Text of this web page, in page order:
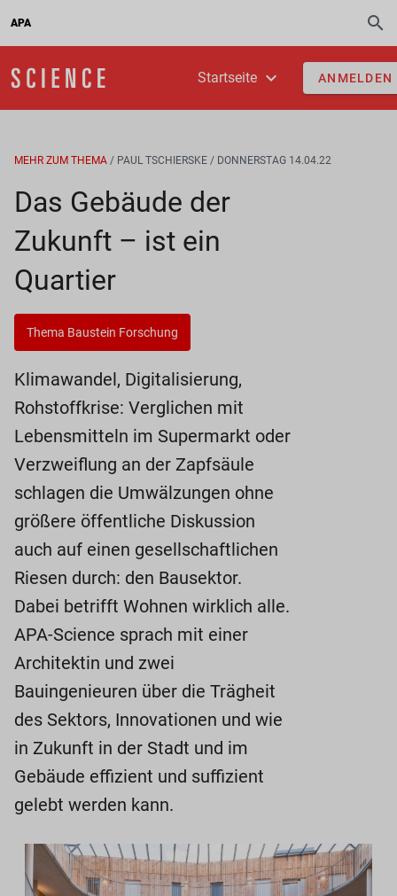
APA
Startseite ANMELDEN
MEHR ZUM THEMA / PAUL TSCHIERSKE / DONNERSTAG 14.04.22
Das Gebäude der
Zukunft – ist ein
Quartier
Thema Baustein Forschung
Klimawandel, Digitalisierung,
Rohstoffkrise: Verglichen mit
Lebensmitteln im Supermarkt oder
Verzweiflung an der Zapfsäule
schlagen die Umwälzungen ohne
größere öffentliche Diskussion
auch auf einen gesellschaftlichen
Riesen durch: den Bausektor.
Dabei betrifft Wohnen wirklich alle.
APA-Science sprach mit einer
Architektin und zwei
Bauingenieuren über die Trägheit
des Sektors, Innovationen und wie
in Zukunft in der Stadt und im
Gebäude effizient und suffizient
gelebt werden kann.